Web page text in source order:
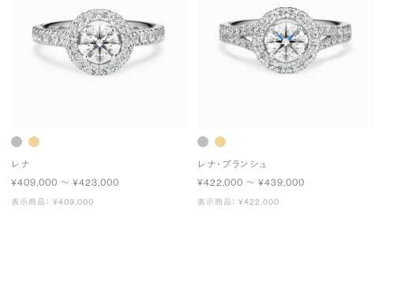
レナ
¥409,000 〜 ¥423,000
表示商品： ¥409,000
レナ・ブランシュ
¥422,000 〜 ¥439,000
表示商品： ¥422,000